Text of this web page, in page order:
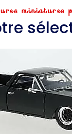
miniatures